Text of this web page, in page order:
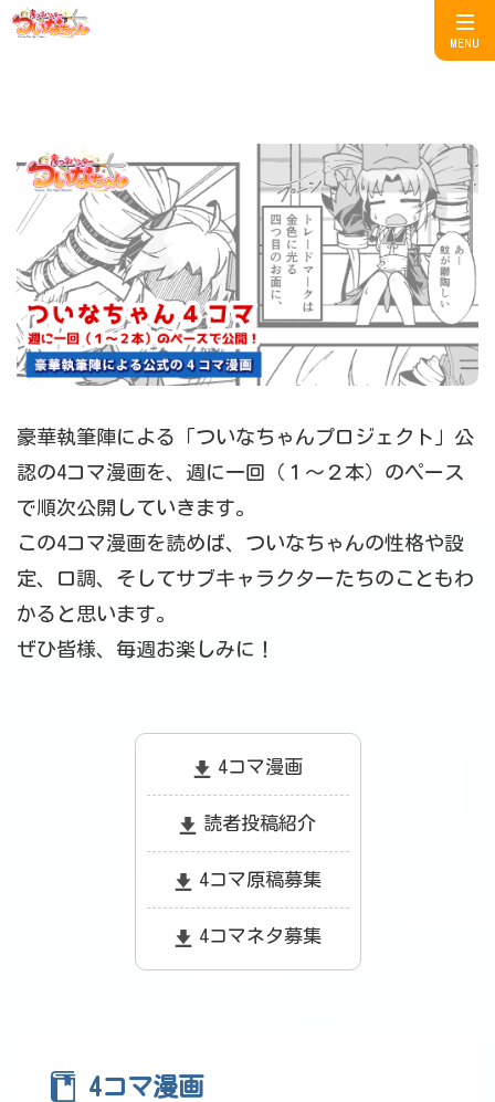
MENU
豪華執筆陣による「ついなちゃんプロジェクト」公
認の4コマ漫画を、週に一回（１～２本）のペース
で順次公開していきます。
この4コマ漫画を読めば、ついなちゃんの性格や設
定、口調、そしてサブキャラクターたちのこともわ
かると思います。
ぜひ皆様、毎週お楽しみに！
4コマ漫画
読者投稿紹介
4コマ原稿募集
4コマネタ募集
4コマ漫画